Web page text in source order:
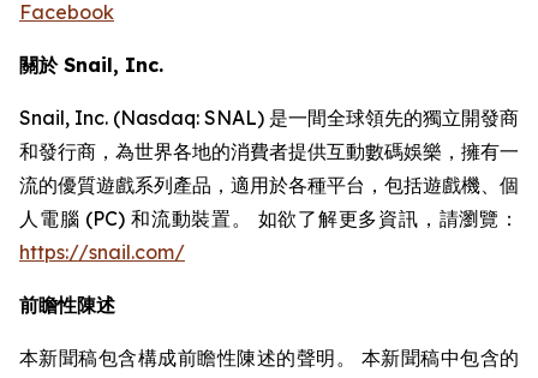
Facebook
關於 Snail, Inc.
Snail, Inc. (Nasdaq: SNAL) 是一間全球領先的獨立開發商
和發行商，為世界各地的消費者提供互動數碼娛樂，擁有一
流的優質遊戲系列產品，適用於各種平台，包括遊戲機、個
人電腦 (PC) 和流動裝置。 如欲了解更多資訊，請瀏覽：
https://snail.com/
前瞻性陳述
本新聞稿包含構成前瞻性陳述的聲明。 本新聞稿中包含的